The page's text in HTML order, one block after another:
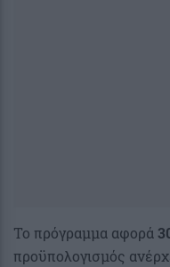
Το πρόγραμμα αφορά
προϋπολογισμός